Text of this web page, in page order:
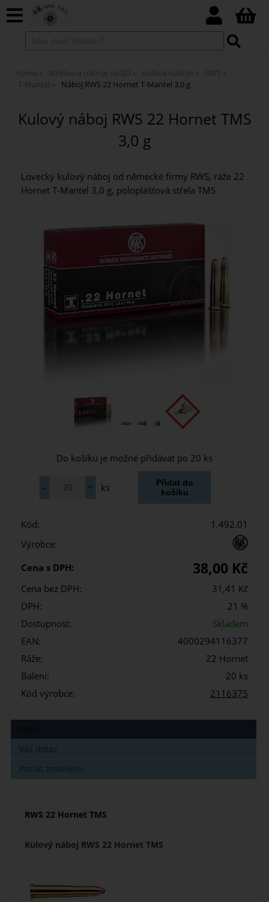
Home Střelivo a náboje na ZO Kulové náboje
RWS
T-Mantel
Náboj RWS 22 Hornet T-Mantel 3,0 g
Kulový náboj RWS 22 Hornet TMS
3,0 g
Lovecký kulový náboj od německé firmy RWS, ráže 22
Hornet T-Mantel 3,0 g, poloplášťová střela TMS
Do košíku je možné přidávat po 20 ks
ks
Kód:
1.492.01
Výrobce:
Cena s DPH:
38,00 Kč
Cena bez DPH:
31,41 Kč
DPH:
21 %
Dostupnost:
Skladem
EAN:
4000294116377
Ráže:
22 Hornet
Balení:
20 ks
Kód výrobce:
2116375
Váš dotaz
Poslat známénu
RWS 22 Hornet TMS
Kulový náboj RWS 22 Hornet TMS